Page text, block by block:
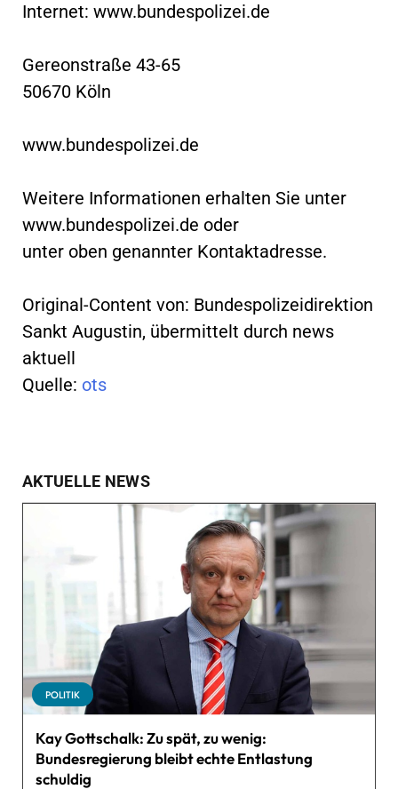
Internet: www.bundespolizei.de
Gereonstraße 43-65
50670 Köln
www.bundespolizei.de
Weitere Informationen erhalten Sie unter
www.bundespolizei.de oder
unter oben genannter Kontaktadresse.
Original-Content von: Bundespolizeidirektion
Sankt Augustin, übermittelt durch news
aktuell
Quelle: ots
AKTUELLE NEWS
POLITIK
Kay Gottschalk: Zu spät, zu wenig:
Bundesregierung bleibt echte Entlastung
schuldig